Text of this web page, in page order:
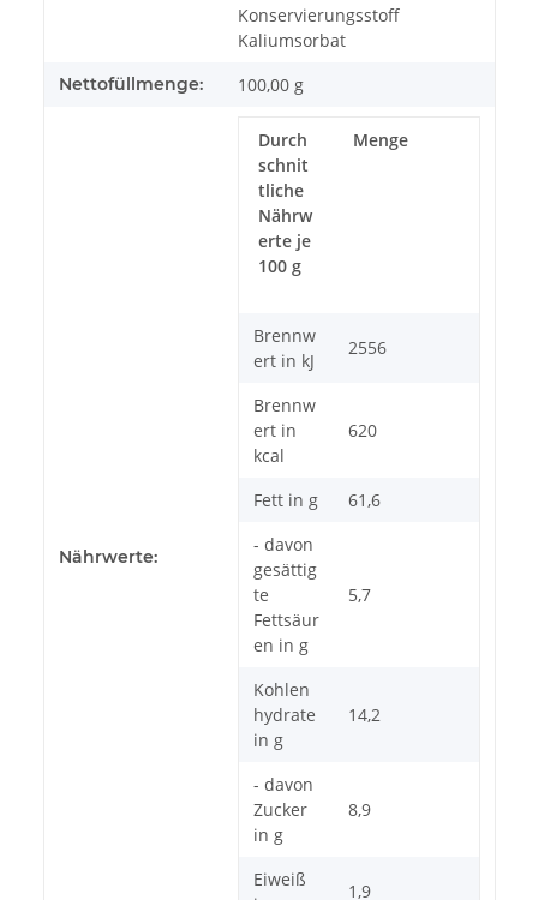
Konservierungsstoff
Kaliumsorbat
Nettofüllmenge: 100,00 g
Nährwerte:
Durch
schnit
tliche
Nährw
erte je
100 g
Menge
Brennw
ert in kJ
2556
Brennw
ert in
kcal
620
Fett in g
61,6
- davon
gesättig
te
Fettsäur
en in g
5,7
Kohlen
hydrate
in g
14,2
- davon
Zucker
in g
8,9
Eiweiß
1,9